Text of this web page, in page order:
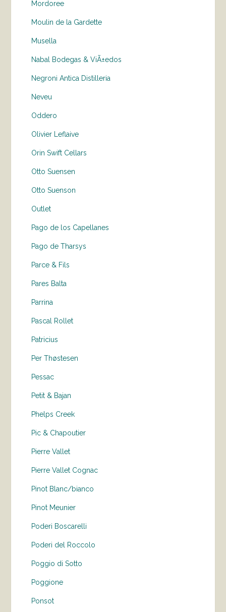
Mordoree
Moulin de la Gardette
Musella
Nabal Bodegas & ViÃ±edos
Negroni Antica Distilleria
Neveu
Oddero
Olivier Leflaive
Orin Swift Cellars
Otto Suensen
Otto Suenson
Outlet
Pago de los Capellanes
Pago de Tharsys
Parce & Fils
Pares Balta
Parrina
Pascal Rollet
Patricius
Per Thøstesen
Pessac
Petit & Bajan
Phelps Creek
Pic & Chapoutier
Pierre Vallet
Pierre Vallet Cognac
Pinot Blanc/bianco
Pinot Meunier
Poderi Boscarelli
Poderi del Roccolo
Poggio di Sotto
Poggione
Ponsot